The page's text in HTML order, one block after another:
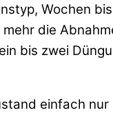
Wochen
die
bis zwei
einfach